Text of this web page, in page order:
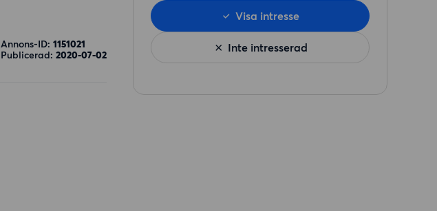
Annons-ID: 1151021
Publicerad: 2020-07-02
Inte intresserad
Visa intresse